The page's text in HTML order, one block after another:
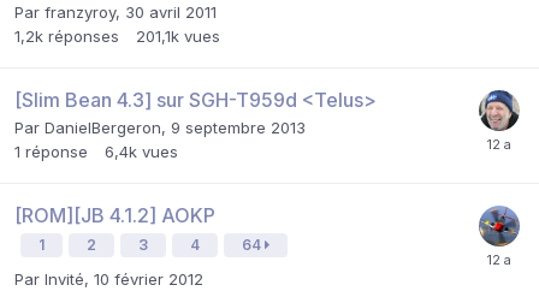
Par franzyroy, 30 avril 2011
1,2k réponses 201,1k vues
[Slim Bean 4.3] sur SGH-T959d <Telus>
Par DanielBergeron, 9 septembre 2013
1 réponse 6,4k vues
[ROM][JB 4.1.2] AOKP
1 2 3 4 64
Par Invité, 10 février 2012